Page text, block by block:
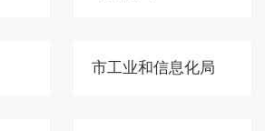
市工业和信息化局